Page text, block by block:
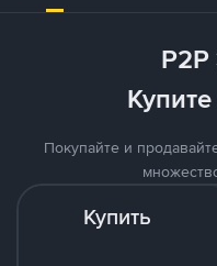
Покупайте и
Купить